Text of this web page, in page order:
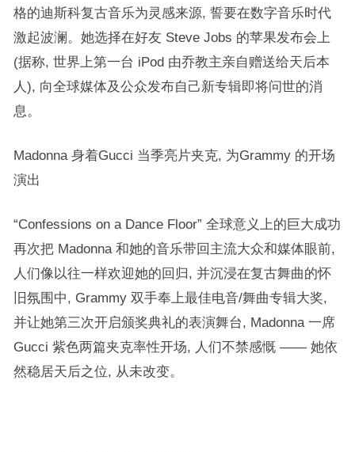
格的迪斯科复古音乐为灵感来源, 誓要在数字音乐时代
激起波澜。她选择在好友 Steve Jobs 的苹果发布会上
(据称, 世界上第一台 iPod 由乔教主亲自赠送给天后本
人), 向全球媒体及公众发布自己新专辑即将问世的消
息。
Madonna 身着Gucci 当季亮片夹克, 为Grammy 的开场
演出
“Confessions on a Dance Floor” 全球意义上的巨大成功
再次把 Madonna 和她的音乐带回主流大众和媒体眼前,
人们像以往一样欢迎她的回归, 并沉浸在复古舞曲的怀
旧氛围中, Grammy 双手奉上最佳电音/舞曲专辑大奖,
并让她第三次开启颁奖典礼的表演舞台, Madonna 一席
Gucci 紫色两篇夹克率性开场, 人们不禁感慨 —— 她依
然稳居天后之位, 从未改变。